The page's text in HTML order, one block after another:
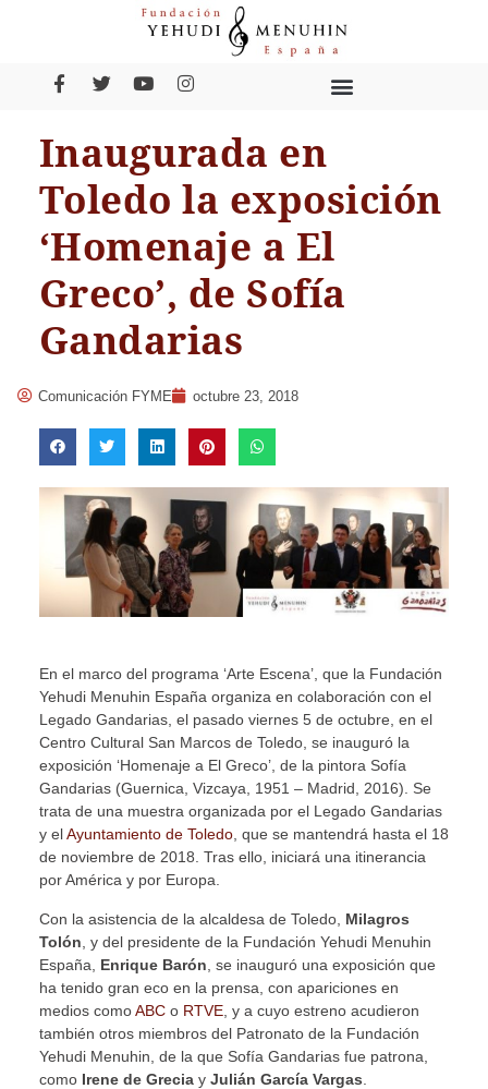
Inaugurada en
Toledo la exposición
‘Homenaje a El
Greco’, de Sofía
Gandarias
Comunicación FYME octubre 23, 2018
En el marco del programa ‘Arte Escena’, que la Fundación
Yehudi Menuhin España organiza en colaboración con el
Legado Gandarias, el pasado viernes 5 de octubre, en el
Centro Cultural San Marcos de Toledo, se inauguró la
exposición ‘Homenaje a El Greco’, de la pintora Sofía
Gandarias (Guernica, Vizcaya, 1951 – Madrid, 2016). Se
trata de una muestra organizada por el Legado Gandarias
y elAyuntamiento de Toledo, que se mantendrá hasta el 18
de noviembre de 2018. Tras ello, iniciará una itinerancia
por América y por Europa.
Con la asistencia de la alcaldesa de Toledo, Milagros
Tolón , y del presidente de la Fundación Yehudi Menuhin
España, Enrique Barón , se inauguró una exposición que
ha tenido gran eco en la prensa, con apariciones en
medios comoABCo RTVE, y a cuyo estreno acudieron
también otros miembros del Patronato de la Fundación
Yehudi Menuhin, de la que Sofía Gandarias fue patrona,
como Irene de Grecia y Julián García Vargas